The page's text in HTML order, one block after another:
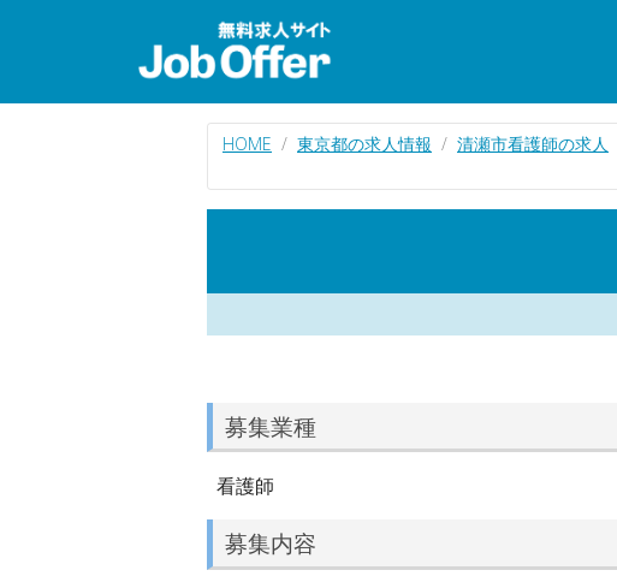
HOME 東京都の求人情報 清瀬市看護師の求人
募集業種
看護師
募集内容